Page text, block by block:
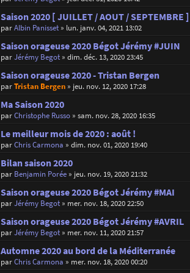
Saison 2020 [ JUILLET / AOUT / SEPTEMBRE ]
parAlbin Panisset» lun. janv. 04, 2021 13:02
Saison orageuse 2020 Bégot Jérémy #JUIN
parJérémy Begot» dim. déc. 13, 2020 23:45
Saison orageuse 2020 - Tristan Bergen
parTristan Bergen» jeu. nov. 12, 2020 17:28
Ma Saison 2020
parChristophe Russo» sam. nov. 28, 2020 16:35
Le meilleur mois de 2020 : août !
parChris Carmona » dim. nov. 01, 2020 19:40
Bilan saison 2020
par Benjamin Porée» jeu. nov. 19, 2020 21:32
Saison orageuse 2020 Bégot Jérémy #MAI
parJérémy Begot» mer. nov. 18, 2020 22:50
Saison orageuse 2020 Bégot Jérémy #AVRIL
parJérémy Begot» mer. nov. 11, 2020 21:57
Automne 2020 au bord de la Méditerranée
parChris Carmona » mer. nov. 18, 2020 00:20